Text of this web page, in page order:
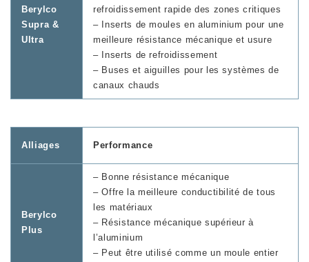
Berylco
Supra &
Ultra
refroidissement rapide des zones critiques
– Inserts de moules en aluminium pour une
meilleure résistance mécanique et usure
– Inserts de refroidissement
– Buses et aiguilles pour les systèmes de
canaux chauds
Alliages Performance
Berylco
Plus
– Bonne résistance mécanique
– Offre la meilleure conductibilité de tous
les matériaux
– Résistance mécanique supérieur à
l’aluminium
– Peut être utilisé comme un moule entier